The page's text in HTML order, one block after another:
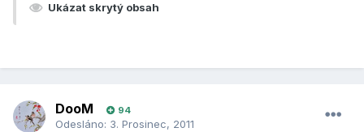
Ukázat skrytý obsah
DooM 94
Odesláno: 3. Prosinec, 2011